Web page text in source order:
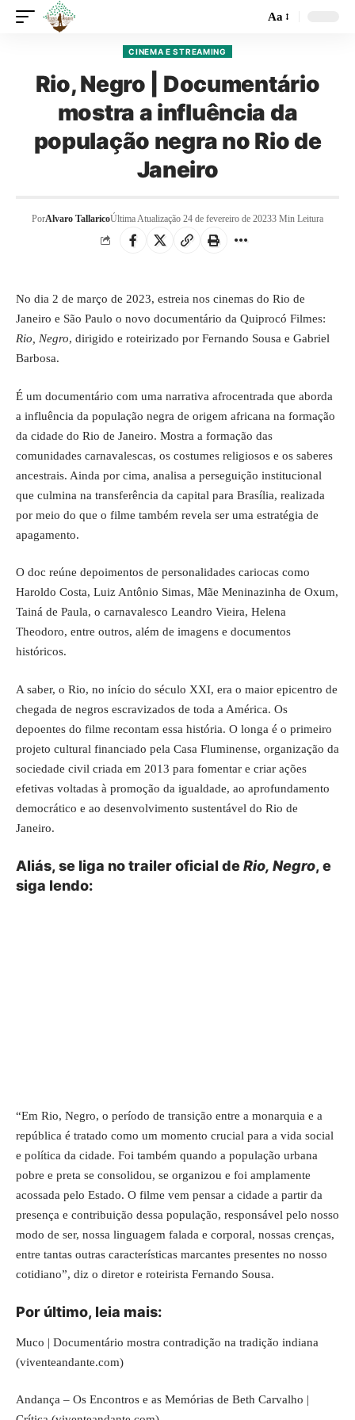
Aa
CINEMA E STREAMING
Rio, Negro | Documentário
mostra a influência da
população negra no Rio de
Janeiro
PorAlvaro TallaricoÚltima Atualização 24 de fevereiro de 20233 Min Leitura
No dia 2 de março de 2023, estreia nos cinemas do Rio de
Janeiro e São Paulo o novo documentário da Quiprocó Filmes:
Rio, Negro, dirigido e roteirizado por Fernando Sousa e Gabriel
Barbosa.
É um documentário com uma narrativa afrocentrada que aborda
a influência da população negra de origem africana na formação
da cidade do Rio de Janeiro. Mostra a formação das
comunidades carnavalescas, os costumes religiosos e os saberes
ancestrais. Ainda por cima, analisa a perseguição institucional
que culmina na transferência da capital para Brasília, realizada
por meio do que o filme também revela ser uma estratégia de
apagamento.
O doc reúne depoimentos de personalidades cariocas como
Haroldo Costa, Luiz Antônio Simas, Mãe Meninazinha de Oxum,
Tainá de Paula, o carnavalesco Leandro Vieira, Helena
Theodoro, entre outros, além de imagens e documentos
históricos.
A saber, o Rio, no início do século XXI, era o maior epicentro de
chegada de negros escravizados de toda a América. Os
depoentes do filme recontam essa história. O longa é o primeiro
projeto cultural financiado pela Casa Fluminense, organização da
sociedade civil criada em 2013 para fomentar e criar ações
efetivas voltadas à promoção da igualdade, ao aprofundamento
democrático e ao desenvolvimento sustentável do Rio de
Janeiro.
Aliás, se liga no trailer oficial deRio, Negro, e
siga lendo:
“Em Rio, Negro, o período de transição entre a monarquia e a
república é tratado como um momento crucial para a vida social
e política da cidade. Foi também quando a população urbana
pobre e preta se consolidou, se organizou e foi amplamente
acossada pelo Estado. O filme vem pensar a cidade a partir da
presença e contribuição dessa população, responsável pelo nosso
modo de ser, nossa linguagem falada e corporal, nossas crenças,
entre tantas outras características marcantes presentes no nosso
cotidiano”, diz o diretor e roteirista Fernando Sousa.
Por último, leia mais:
Muco | Documentário mostra contradição na tradição indiana
(viventeandante.com)
Andança – Os Encontros e as Memórias de Beth Carvalho |